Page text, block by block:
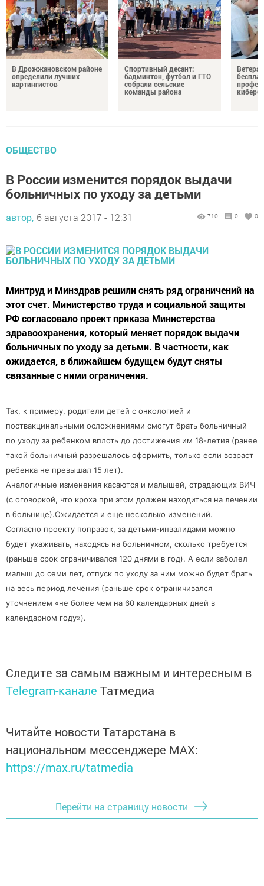
В Дрожжановском районе
определили лучших
картингистов
Спортивный десант:
бадминтон, футбол и ГТО
собрали сельские
команды района
ОБЩЕСТВО
В России изменится порядок выдачи
больничных по уходу за детьми
автор, 6 августа 2017 - 12:31 710 0 0
Минтруд и Минздрав решили снять ряд ограничений на
этот счет. Министерство труда и социальной защиты
РФ согласовало проект приказа Министерства
здравоохранения, который меняет порядок выдачи
больничных по уходу за детьми. В частности, как
ожидается, в ближайшем будущем будут сняты
связанные с ними ограничения.
Так, к примеру, родители детей с онкологией и
поствакцинальными осложнениями смогут брать больничный
по уходу за ребенком вплоть до достижения им 18-летия (ранее
такой больничный разрешалось оформить, только если возраст
ребенка не превышал 15 лет).
Аналогичные изменения касаются и малышей, страдающих ВИЧ
(с оговоркой, что кроха при этом должен находиться на лечении
в больнице).Ожидается и еще несколько изменений.
Согласно проекту поправок, за детьми-инвалидами можно
будет ухаживать, находясь на больничном, сколько требуется
(раньше срок ограничивался 120 днями в год). А если заболел
малыш до семи лет, отпуск по уходу за ним можно будет брать
на весь период лечения (раньше срок ограничивался
уточнением «не более чем на 60 календарных дней в
календарном году»).
Следите за самым важным и интересным в
Telegram-канале Татмедиа
Читайте новости Татарстана в
национальном мессенджере MАХ:
https://max.ru/tatmedia
Перейти на страницу новости